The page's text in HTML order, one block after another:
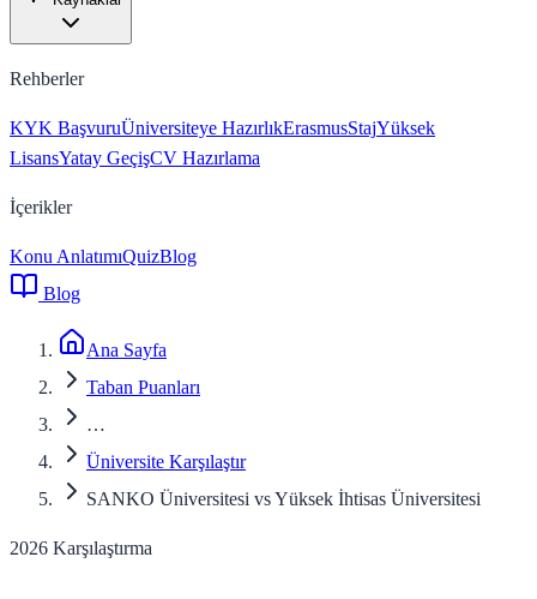
Rehberler
KYK BaşvuruÜniversiteye HazırlıkErasmusStajYüksek
LisansYatay GeçişCV Hazırlama
İçerikler
Konu AnlatımıQuizBlog
Blog
Ana Sayfa
Taban Puanları
…
Üniversite Karşılaştır
SANKO Üniversitesi vs Yüksek İhtisas Üniversitesi
2026 Karşılaştırma